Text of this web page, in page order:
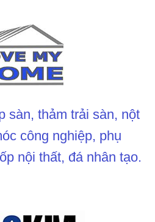
sàn, thảm trải sàn, nột
công nghiệp, phụ
nội thất, đá nhân tạo.